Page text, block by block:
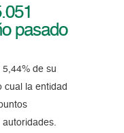
pasado
de su
cual la entidad